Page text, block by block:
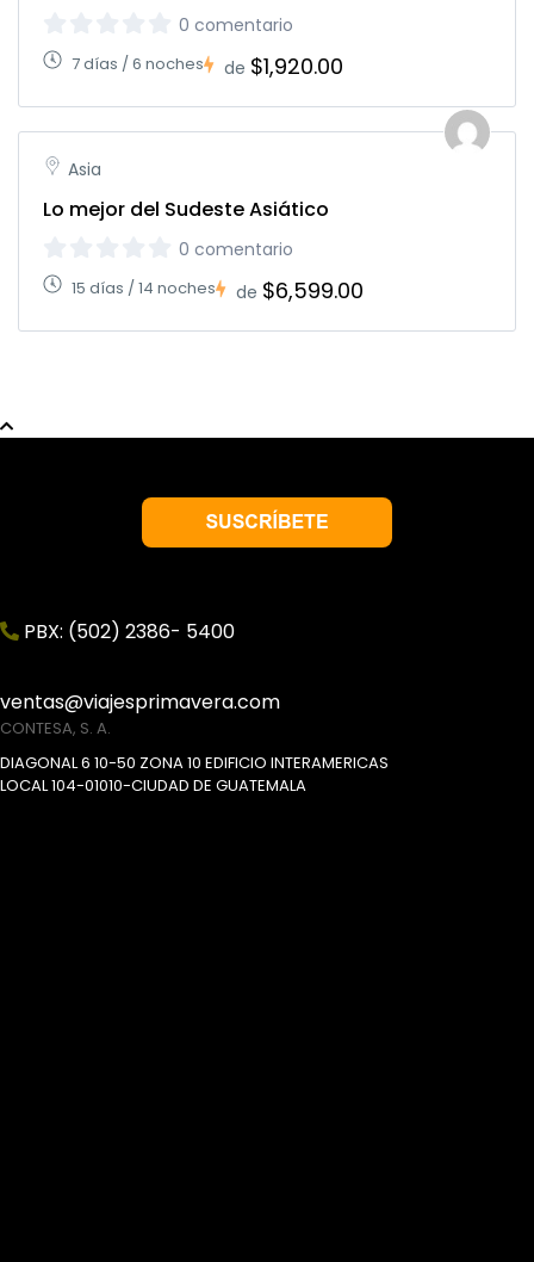
0 comentario
7 días / 6 noches de $1,920.00
Asia
Lo mejor del Sudeste Asiático
0 comentario
15 días / 14 noches de $6,599.00
PBX: (502) 2386- 5400
ventas@viajesprimavera.com
CONTESA, S. A.
DIAGONAL 6 10-50 ZONA 10 EDIFICIO INTERAMERICAS
LOCAL 104-01010-CIUDAD DE GUATEMALA